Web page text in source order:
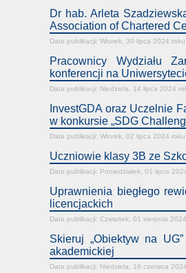
Dr hab. Arleta
Association of Chartered
Data publikacji: Wtorek, 30 lipca 2024 roku
Pracownicy Wydziału
konferencji na
Data publikacji: Niedziela, 14 lipca 2024
InvestGDA oraz Uczelnie
w konkursie „SDG
Data publikacji: Wtorek, 02 lipca 2024 roku
Uczniowie klasy 3B ze
Data publikacji: Poniedziałek, 01 lipca
Uprawnienia biegłego
licencjackich
Data publikacji: Czwartek, 01 sierpnia
Skieruj „Obiektyw na
akademickiej
Data publikacji: Niedziela, 16 czerwca